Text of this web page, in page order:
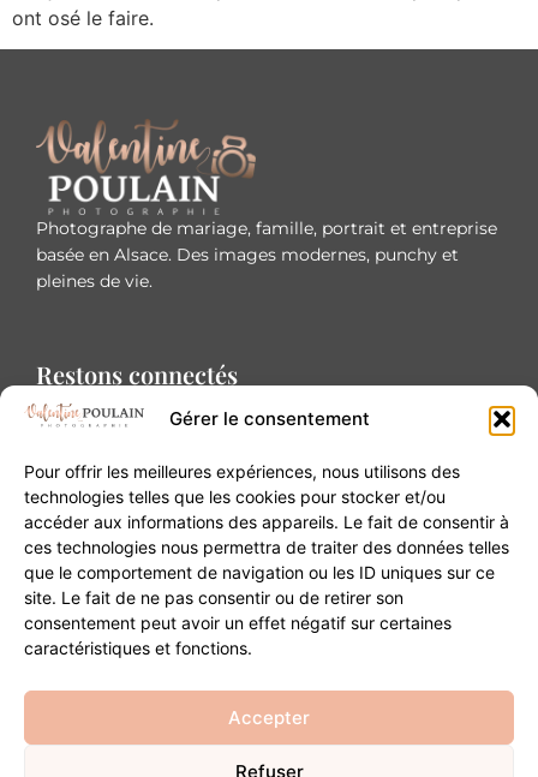
Gérer le consentement
Pour offrir les meilleures expériences, nous utilisons des
technologies telles que les cookies pour stocker et/ou
accéder aux informations des appareils. Le fait de consentir à
ces technologies nous permettra de traiter des données telles
que le comportement de navigation ou les ID uniques sur ce
site. Le fait de ne pas consentir ou de retirer son
consentement peut avoir un effet négatif sur certaines
caractéristiques et fonctions.
Accepter
Refuser
ont osé le faire.
Photographe de mariage, famille, portrait et entreprise
basée en Alsace. Des images modernes, punchy et
pleines de vie.
Restons connectés
Contact
20B Grand Rue 68180 Horbourg-Wihr
06 84 93 03 01
contact@valentinepoulain.com